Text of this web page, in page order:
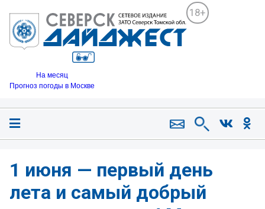
18+
На месяц
Прогноз погоды в Москве
1 июня — первый день
лета и самый добрый